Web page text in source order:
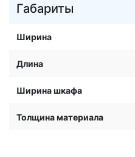
Габариты
Ширина
Длина
Ширина шкафа
Толщина материала